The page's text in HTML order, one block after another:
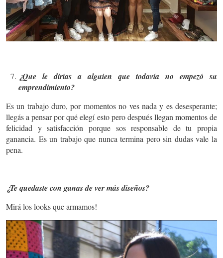
¿Que le dirías a alguien que todavía no empezó su
emprendimiento?
Es un trabajo duro, por momentos no ves nada y es desesperante;
llegás a pensar por qué elegí esto pero después llegan momentos de
felicidad y satisfacción porque sos responsable de tu propia
ganancia. Es un trabajo que nunca termina pero sin dudas vale la
pena.
¿Te quedaste con ganas de ver más diseños?
Mirá los looks que armamos!